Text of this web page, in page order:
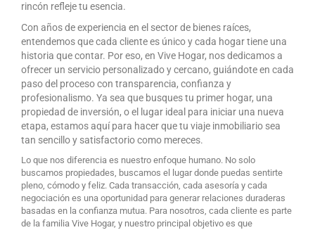
rincón refleje tu esencia.
Con años de experiencia en el sector de bienes raíces,
entendemos que cada cliente es único y cada hogar tiene una
historia que contar. Por eso, en Vive Hogar, nos dedicamos a
ofrecer un servicio personalizado y cercano, guiándote en cada
paso del proceso con transparencia, confianza y
profesionalismo. Ya sea que busques tu primer hogar, una
propiedad de inversión, o el lugar ideal para iniciar una nueva
etapa, estamos aquí para hacer que tu viaje inmobiliario sea
tan sencillo y satisfactorio como mereces.
Lo que nos diferencia es nuestro enfoque humano. No solo
buscamos propiedades, buscamos el lugar donde puedas sentirte
pleno, cómodo y feliz. Cada transacción, cada asesoría y cada
negociación es una oportunidad para generar relaciones duraderas
basadas en la confianza mutua. Para nosotros, cada cliente es parte
de la familia Vive Hogar, y nuestro principal objetivo es que